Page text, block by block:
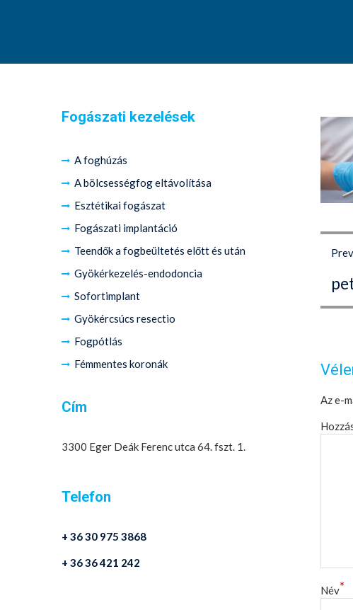
Az e-
Név*
Fogászati kezelések
A foghúzás
A bölcsességfog eltávolítása
Esztétikai fogászat
Fogászati implantáció
Teendők a fogbeültetés előtt és után
Gyökérkezelés-endodoncia
Sofortimplant
Gyökércsúcs resectio
Fogpótlás
Fémmentes koronák
Cím
3300 Eger Deák Ferenc utca 64. fszt. 1.
Telefon
+ 36 30 975 3868
+ 36 36 421 242